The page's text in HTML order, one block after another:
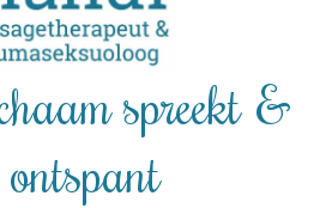
spreekt &